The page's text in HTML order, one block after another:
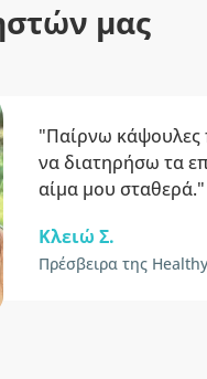
μας
"Παίρνω κάψουλες
να διατηρήσω τα
αίμα μου σταθερά."
Κλειώ Σ.
Πρέσβειρα της